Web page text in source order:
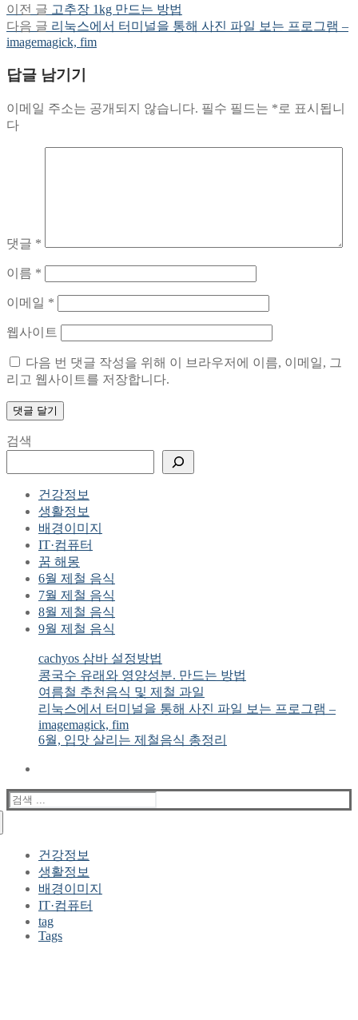
글
탐
색
이전 글 Previous
post:
고추장 1kg 만드는 방법
다음 글 Next
post:
리눅스에서 터미널을 통해 사진 파일 보는 프로그램 –
imagemagick, fim
답글 남기기
이메일 주소는 공개되지 않습니다. 필수 필드는 * 로 표시됩니
다
댓글 *
이름 *
이메일 *
웹사이트
다음 번 댓글 작성을 위해 이 브라우저에 이름, 이메일, 그
리고 웹사이트를 저장합니다.
검색
건강정보
생활정보
배경이미지
IT·컴퓨터
꿈 해몽
6월 제철 음식
7월 제철 음식
8월 제철 음식
9월 제철 음식
cachyos 삼바 설정방법
콩국수 유래와 영양성분. 만드는 방법
여름철 추천음식 및 제철 과일
리눅스에서 터미널을 통해 사진 파일 보는 프로그램 –
imagemagick, fim
6월, 입맛 살리는 제철음식 총정리
검
색
건강정보
생활정보
배경이미지
IT·컴퓨터
tag
Tags